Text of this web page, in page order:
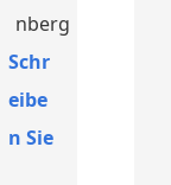
Schr
eibe
n Sie